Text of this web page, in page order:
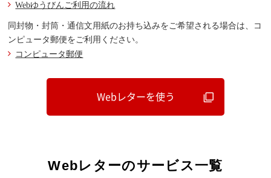
Webゆうびんご利用の流れ
同封物・封筒・通信文用紙のお持ち込みをご希望される場合は、コ
ンピュータ郵便をご利用ください。
コンピュータ郵便
Webレターを使う
Webレターのサービス一覧